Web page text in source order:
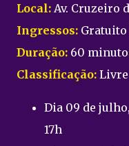
Local: Av. Cruzeiro
Ingressos: Gratuito
Duração: 60
Classificação: Livre
Dia 09 de
17h